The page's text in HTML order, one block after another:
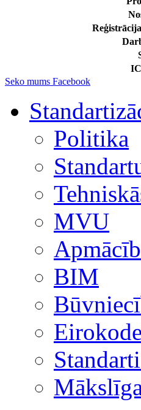
Seko mums Facebook
Politika
MVU
BIM